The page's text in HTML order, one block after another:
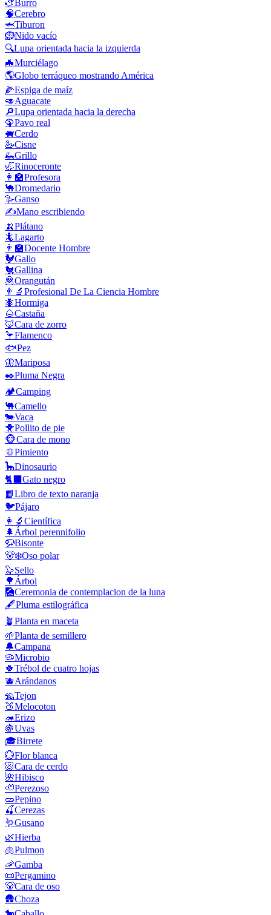
🫏Burro
🧠Cerebro
🦈Tiburon
🪹Nido vacío
🔍Lupa orientada hacia la izquierda
🦇Murciélago
🌎Globo terráqueo mostrando América
🌽Espiga de maíz
🥑Aguacate
🔎Lupa orientada hacia la derecha
🦚Pavo real
🐖Cerdo
🦢Cisne
🦗Grillo
🦏Rinoceronte
👩‍🏫Profesora
🐪Dromedario
🪿Ganso
✍️Mano escribiendo
🍌Plátano
🦎Lagarto
👨‍🏫Docente Hombre
🐓Gallo
🐔Gallina
🦧Orangután
👨‍🔬 Profesional De La Ciencia Hombre
🐜Hormiga
🌰Castaña
🦊Cara de zorro
🦩Flamenco
🐟Pez
🦋Mariposa
✒️Pluma Negra
🏕️Camping
🐫Camello
🐄Vaca
🐥Pollito de pie
🐵Cara de mono
🫑Pimiento
🦕Dinosaurio
🐈‍⬛ Gato negro
📙Libro de texto naranja
🐦Pájaro
👩‍🔬 Científica
🌲 Árbol perennifolio
🦬Bisonte
🐻‍❄️Oso polar
🦭Sello
🌳 Árbol
🎑Ceremonia de contemplacion de la luna
🖋️Pluma estilográfica
🪴Planta en maceta
🌱Planta de semillero
🔔Campana
🦠Microbio
🍀Trébol de cuatro hojas
🫐Arándanos
🦡Tejon
🍑Melocoton
🦔Erizo
🍇Uvas
🎓Birrete
💮Flor blanca
🐷Cara de cerdo
🌺Hibisco
🦥Perezoso
🥒Pepino
🍒Cerezas
🪱Gusano
🌿Hierba
🫁Pulmon
🦐Gamba
📜Pergamino
🐻Cara de oso
🛖Choza